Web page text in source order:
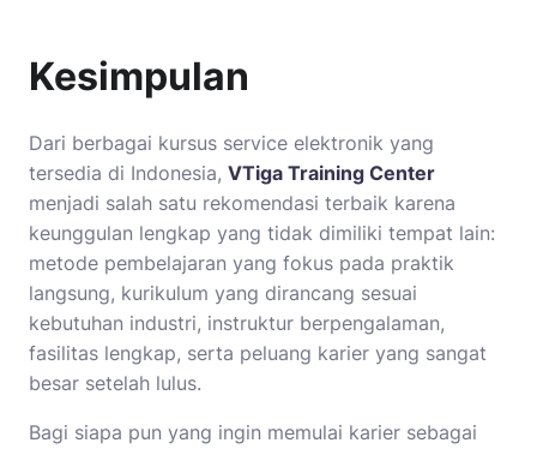
Kesimpulan
Dari berbagai kursus service elektronik yang
tersedia di Indonesia, VTiga Training Center
menjadi salah satu rekomendasi terbaik karena
keunggulan lengkap yang tidak dimiliki tempat lain:
metode pembelajaran yang fokus pada praktik
langsung, kurikulum yang dirancang sesuai
kebutuhan industri, instruktur berpengalaman,
fasilitas lengkap, serta peluang karier yang sangat
besar setelah lulus.
Bagi siapa pun yang ingin memulai karier sebagai